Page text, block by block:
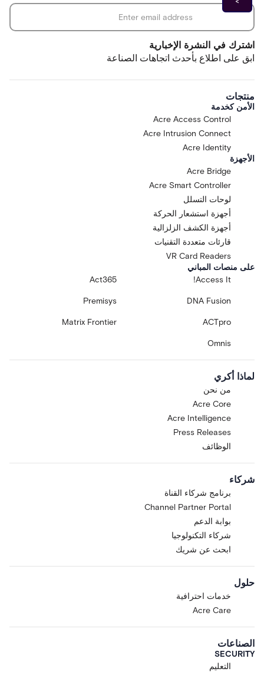
اشترك في النشرة الإخبارية
ابق على اطلاع بأحدث اتجاهات الصناعة
منتجات
الأمن كخدمة
Acre Access Control
Acre Intrusion Connect
Acre Identity
الأجهزة
Acre Bridge
Acre Smart Controller
لوحات التسلل
أجهزة استشعار الحركة
أجهزة الكشف الزلزالية
قارئات متعددة التقنيات
VR Card Readers
على منصات المباني
Access It!
Act365
DNA Fusion
Premisys
ACTpro
Matrix Frontier
Omnis
لماذا أكري
من نحن
Acre Core
Acre Intelligence
Press Releases
الوظائف
شركاء
برنامج شركاء القناة
Channel Partner Portal
بوابة الدعم
شركاء التكنولوجيا
ابحث عن شريك
حلول
خدمات احترافية
Acre Care
الصناعات
SECURITY
التعليم